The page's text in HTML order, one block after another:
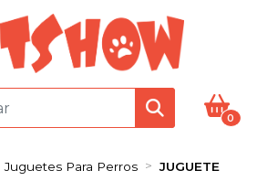
0
Juguetes Para Perros JUGUETE